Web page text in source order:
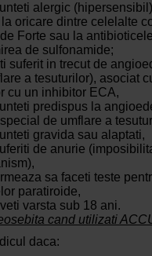
alergic
oricare dintre celelalte
Forte sau la
de sulfonamide;
suferit in trecut de
a tesuturilor), asociat
cu un inhibitor ECA,
predispus la
de umflare a
gravida sau alaptati,
de anurie
sa faceti teste
paratiroide,
varsta sub 18 ani.
cand utilizati
daca: